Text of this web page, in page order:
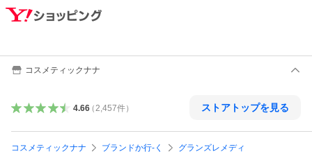
コスメティックナナ
4.66（ 2,457件） ストアトップを見る
コスメティックナナ ブランドか行-く グランズレメディ